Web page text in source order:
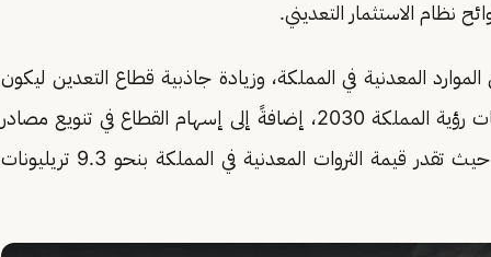
نظام الاستثمار التعديني.
المعدنية في المملكة، وزيادة جاذبية قطاع التعدين ليكون
الركيزة الثالثة للصناعة الوطنية وفق مستهدفات رؤية المملكة 2030، إضافةً إلى إسهام القطاع في تنويع مصادر
الدخل الوطني وتنمية الإيرادات غير النفطية، حيث تقدر قيمة الثروات المعدنية في المملكة بنحو 9.3 تريليونات